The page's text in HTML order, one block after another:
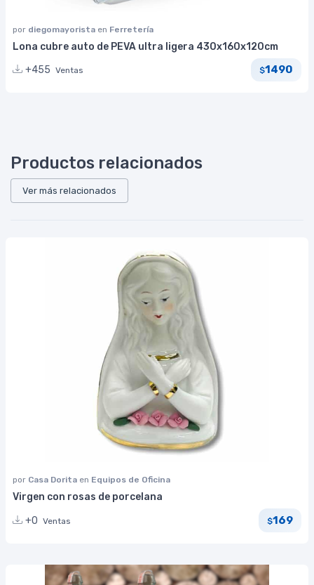
por diegomayorista en Ferretería
Lona cubre auto de PEVA ultra ligera 430x160x120cm
+455 Ventas $1490
Productos relacionados
Ver más relacionados
por Casa Dorita en Equipos de Oficina
Virgen con rosas de porcelana
+0 Ventas $169